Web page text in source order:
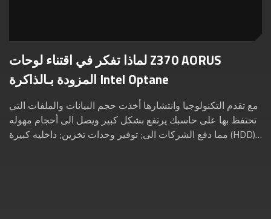
لماذا تفكر في اقتناء لوحات Z370 AORUS
المزودة بـالذاكرة Intel Optane
مع تقدم التكنولوجيا وانتشارها أخذت حجم البيانات والملفات التي
تحتفظ بها على حاسبك يرتفع بشكل كبير ويصل الى أحجام مهوله
مما دفع الشركات الى; توفير وحدات تخزين; داخليه كبيرة (HDD)